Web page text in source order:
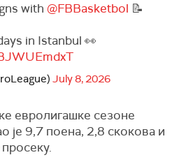
with @FBBasketbol 📝
in Istanbul 👀
July 8, 2026
евролигашке сезоне
је 9,7 поена, 2,8 скокова и